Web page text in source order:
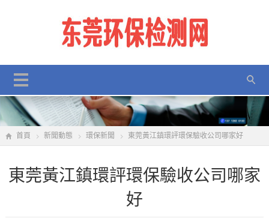
首頁 新聞動態 環保新聞 東莞黃江鎮環評環保驗收公司哪家好
東莞黃江鎮環評環保驗收公司哪家
好